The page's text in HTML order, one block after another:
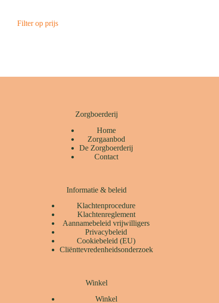
Filter op prijs
Zorgboerderij
Home
Zorgaanbod
De Zorgboerderij
Contact
Informatie & beleid
Klachtenprocedure
Klachtenreglement
Aannamebeleid vrijwilligers
Privacybeleid
Cookiebeleid (EU)
Cliënttevredenheidsonderzoek
Winkel
Winkel